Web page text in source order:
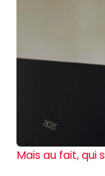
Mais au fait, qui